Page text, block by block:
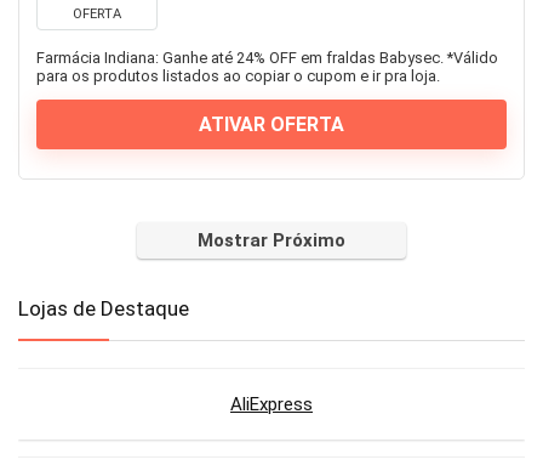
OFERTA
Farmácia Indiana: Ganhe até 24% OFF em fraldas Babysec. *Válido
para os produtos listados ao copiar o cupom e ir pra loja.
ATIVAR OFERTA
Mostrar Próximo
Lojas de Destaque
AliExpress